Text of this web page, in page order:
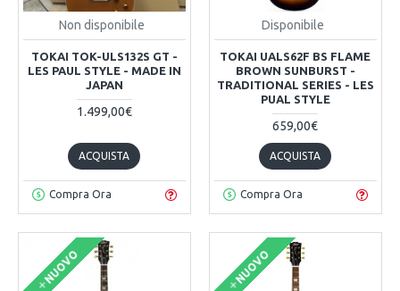
Non disponibile
TOKAI TOK-ULS132S GT -
LES PAUL STYLE - MADE IN
JAPAN
1.499,00€
ACQUISTA
Compra Ora
Disponibile
TOKAI UALS62F BS FLAME
BROWN SUNBURST -
TRADITIONAL SERIES - LES
PUAL STYLE
659,00€
ACQUISTA
Compra Ora
NUOVO NUOVO